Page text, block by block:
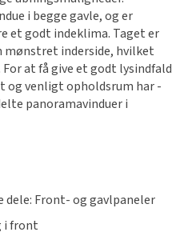
i begge gavle, og er
et godt indeklima. Taget er
mønstret inderside, hvilket
at få give et godt lysindfald
og venligt opholdsrum har
panoramavinduer i
Front- og gavlpaneler
i front